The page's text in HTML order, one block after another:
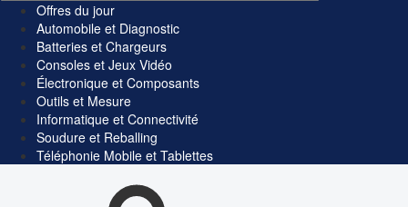
Offres du jour
Automobile et Diagnostic
Batteries et Chargeurs
Consoles et Jeux Vidéo
Électronique et Composants
Outils et Mesure
Informatique et Connectivité
Soudure et Reballing
Téléphonie Mobile et Tablettes